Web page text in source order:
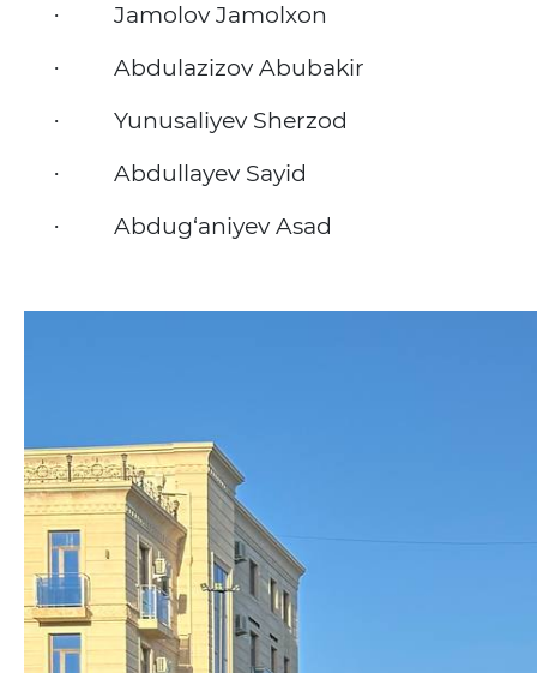
· Jamolov Jamolxon
· Abdulazizov Abubakir
· Yunusaliyev Sherzod
· Abdullayev Sayid
· Abdug‘aniyev Asad